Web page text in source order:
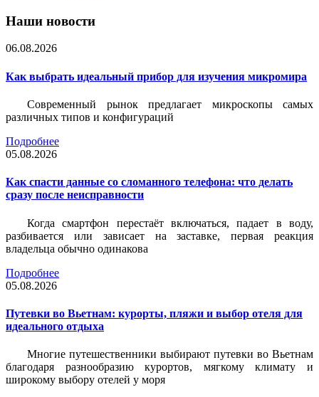
Наши новости
06.08.2026
Как выбрать идеальный прибор для изучения микромира
Современный рынок предлагает микроскопы самых
различных типов и конфигураций
Подробнее
05.08.2026
Как спасти данные со сломанного телефона: что делать
сразу после неисправности
Когда смартфон перестаёт включаться, падает в воду,
разбивается или зависает на заставке, первая реакция
владельца обычно одинакова
Подробнее
05.08.2026
Путевки во Вьетнам: курорты, пляжи и выбор отеля для
идеального отдыха
Многие путешественники выбирают путевки во Вьетнам
благодаря разнообразию курортов, мягкому климату и
широкому выбору отелей у моря